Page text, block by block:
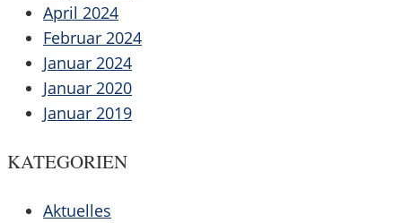
April 2024
Februar 2024
Januar 2024
Januar 2020
Januar 2019
KATEGORIEN
Aktuelles